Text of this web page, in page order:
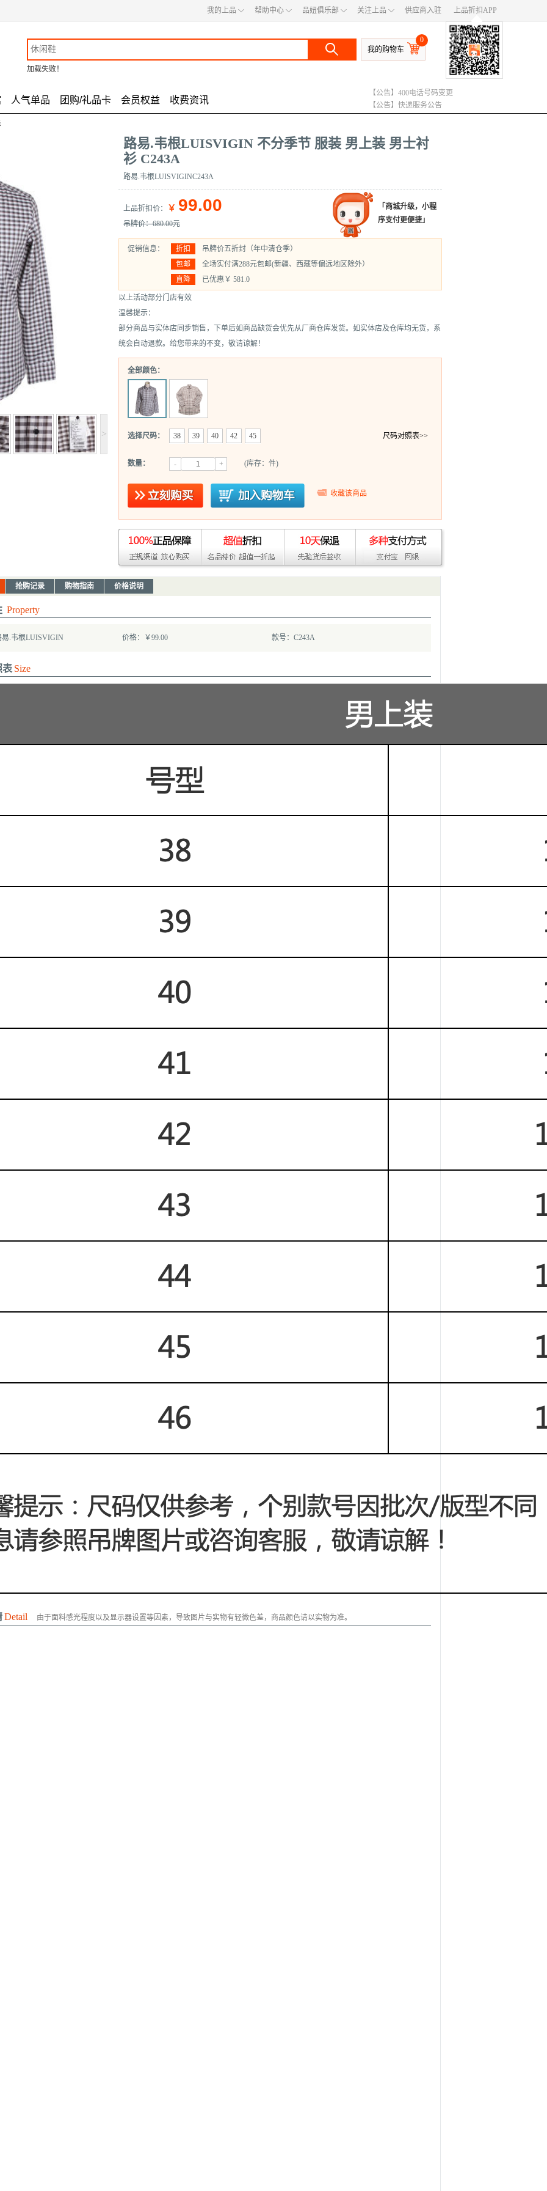
我的上品 ◇ 帮助中心 ◇ 品妞俱乐部 ◇ 关注上品 ◇ 供应商入驻 上品折扣APP
我的购物车
0
加载失败！
◆
人气单品 团购/礼品卡 会员权益 收费资讯
【公告】400电话号码变更
【公告】运费调整说明
>
路易.韦根LUISVIGIN 不分季节 服装 男上装 男士衬
衫 C243A
路易.韦根LUISVIGINC243A
上品折扣价： ￥ 99.00
吊牌价：680.00元
「商城升级，小程
序支付更便捷」
促销信息： 折扣
吊牌价五折封（年中清仓季）
包邮
全场实付满288元包邮(新疆、西藏等偏远地区除外）
直降
已优惠￥ 581.0
以上活动部分门店有效
温馨提示：
部分商品与实体店同步销售，下单后如商品缺货会优先从厂商仓库发货。如实体店及仓库均无货，系
统会自动退款。给您带来的不变，敬请谅解！
全部颜色：
选择尺码： 38 39 40 42 45 尺码对照表>>
数量： - + (库存：件)
收藏该商品
抢购记录 购物指南 价格说明
Property
易.韦根LUISVIGIN 价格：￥99.00 款号：C243A
表 Size
Detail 由于面料感光程度以及显示器设置等因素，导致图片与实物有轻微色差，商品颜色请以实物为准。